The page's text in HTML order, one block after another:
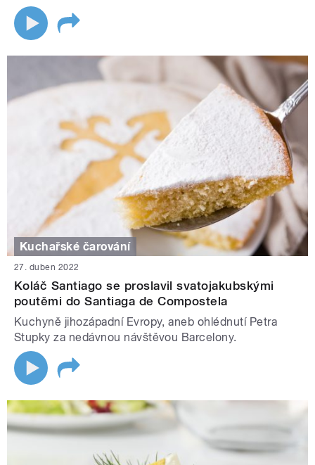
Kuchařské čarování
27. duben 2022
Koláč Santiago se proslavil svatojakubskými
poutěmi do Santiaga de Compostela
Kuchyně jihozápadní Evropy, aneb ohlédnutí Petra
Stupky za nedávnou návštěvou Barcelony.